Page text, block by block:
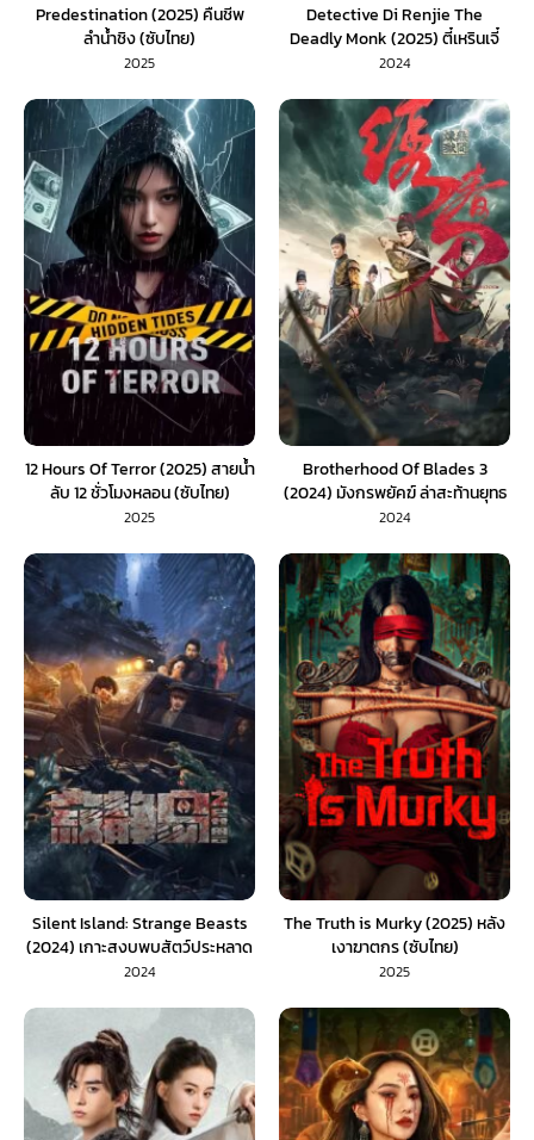
Predestination (2025) คืนชีพ
ลำน้ำชิง (ซับไทย)
2025
Detective Di Renjie The
Deadly Monk (2025) ตี๋เหรินเจี๋
ยกับนักบวชมรณะ (พากย์ไทย)
2024
12 Hours Of Terror (2025) สายน้ำ
ลับ 12 ชั่วโมงหลอน (ซับไทย)
2025
Brotherhood Of Blades 3
(2024) มังกรพยัคฆ์ ล่าสะท้านยุทธ
ภพ 3 (พากย์ไทย)
2024
Silent Island: Strange Beasts
(2024) เกาะสงบพบสัตว์ประหลาด
(พากย์ไทย)
2024
The Truth is Murky (2025) หลัง
เงาฆาตกร (ซับไทย)
2025